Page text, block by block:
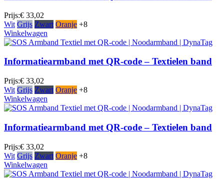
Prijs:€ 33,02
Wit Grijs Zwart Oranje +8
Winkelwagen
Informatiearmband met QR-code – Textielen band
Prijs:€ 33,02
Wit Grijs Zwart Oranje +8
Winkelwagen
Informatiearmband met QR-code – Textielen band
Prijs:€ 33,02
Wit Grijs Zwart Oranje +8
Winkelwagen